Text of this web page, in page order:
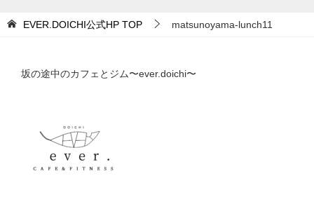
EVER.DOICHI公式HP TOP matsunoyama-lunch11
坂の途中のカフェとジム〜ever.doichi〜